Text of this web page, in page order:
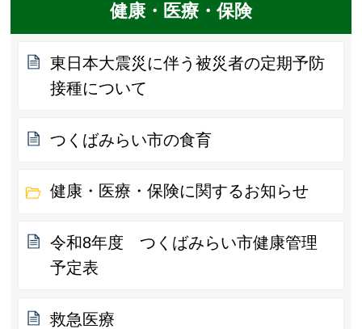
健康・医療・保険
東日本大震災に伴う被災者の定期予防
接種について
つくばみらい市の食育
健康・医療・保険に関するお知らせ
令和8年度 つくばみらい市健康管理
予定表
救急医療